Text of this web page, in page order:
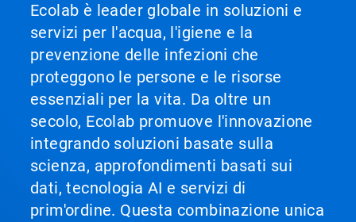
Ecolab è leader globale in soluzioni e
servizi per l'acqua, l'igiene e la
prevenzione delle infezioni che
proteggono le persone e le risorse
essenziali per la vita. Da oltre un
secolo, Ecolab promuove l'innovazione
integrando soluzioni basate sulla
scienza, approfondimenti basati sui
dati, tecnologia AI e servizi di
prim'ordine. Questa combinazione unica